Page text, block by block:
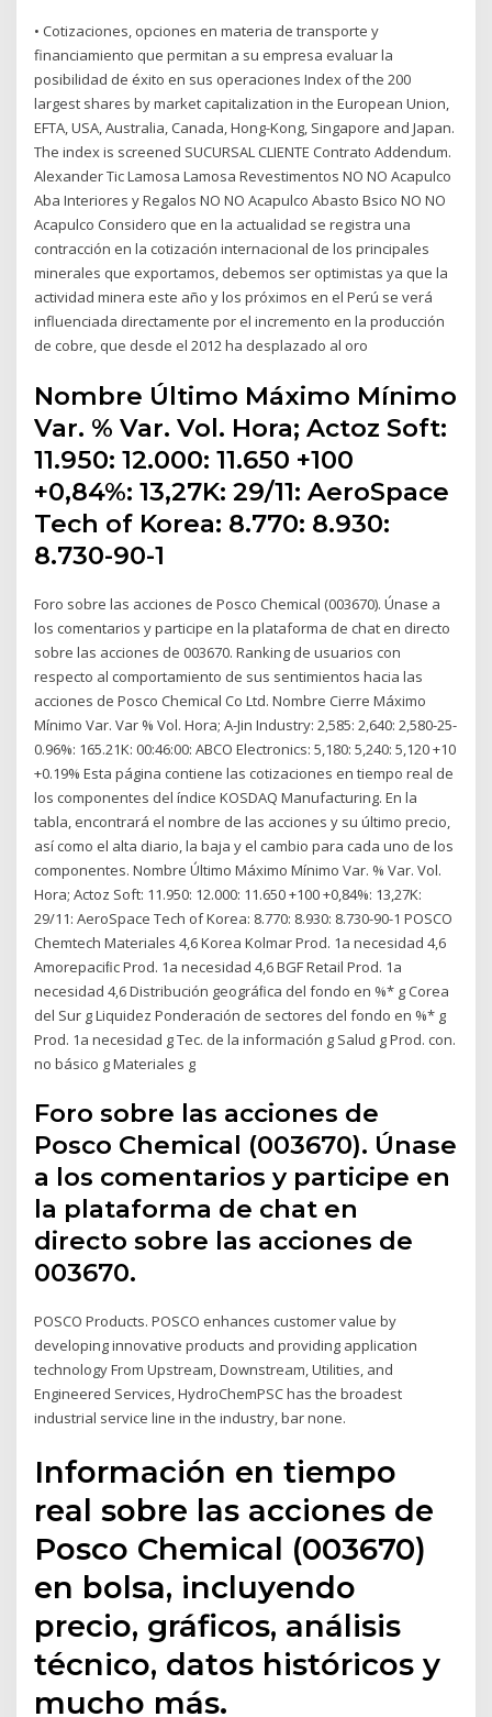
• Cotizaciones, opciones en materia de transporte y
financiamiento que permitan a su empresa evaluar la
posibilidad de éxito en sus operaciones Index of the 200
largest shares by market capitalization in the European Union,
EFTA, USA, Australia, Canada, Hong-Kong, Singapore and Japan.
The index is screened SUCURSAL CLIENTE Contrato Addendum.
Alexander Tic Lamosa Lamosa Revestimentos NO NO Acapulco
Aba Interiores y Regalos NO NO Acapulco Abasto Bsico NO NO
Acapulco Considero que en la actualidad se registra una
contracción en la cotización internacional de los principales
minerales que exportamos, debemos ser optimistas ya que la
actividad minera este año y los próximos en el Perú se verá
influenciada directamente por el incremento en la producción
de cobre, que desde el 2012 ha desplazado al oro
Nombre Último Máximo Mínimo
Var. % Var. Vol. Hora; Actoz Soft:
11.950: 12.000: 11.650 +100
+0,84%: 13,27K: 29/11: AeroSpace
Tech of Korea: 8.770: 8.930:
8.730-90-1
Foro sobre las acciones de Posco Chemical (003670). Únase a
los comentarios y participe en la plataforma de chat en directo
sobre las acciones de 003670. Ranking de usuarios con
respecto al comportamiento de sus sentimientos hacia las
acciones de Posco Chemical Co Ltd. Nombre Cierre Máximo
Mínimo Var. Var % Vol. Hora; A-Jin Industry: 2,585: 2,640: 2,580-25-
0.96%: 165.21K: 00:46:00: ABCO Electronics: 5,180: 5,240: 5,120 +10
+0.19% Esta página contiene las cotizaciones en tiempo real de
los componentes del índice KOSDAQ Manufacturing. En la
tabla, encontrará el nombre de las acciones y su último precio,
así como el alta diario, la baja y el cambio para cada uno de los
componentes. Nombre Último Máximo Mínimo Var. % Var. Vol.
Hora; Actoz Soft: 11.950: 12.000: 11.650 +100 +0,84%: 13,27K:
29/11: AeroSpace Tech of Korea: 8.770: 8.930: 8.730-90-1 POSCO
Chemtech Materiales 4,6 Korea Kolmar Prod. 1a necesidad 4,6
Amorepaciﬁc Prod. 1a necesidad 4,6 BGF Retail Prod. 1a
necesidad 4,6 Distribución geográﬁca del fondo en %* g Corea
del Sur g Liquidez Ponderación de sectores del fondo en %* g
Prod. 1a necesidad g Tec. de la información g Salud g Prod. con.
no básico g Materiales g
Foro sobre las acciones de
Posco Chemical (003670). Únase
a los comentarios y participe en
la plataforma de chat en
directo sobre las acciones de
003670.
POSCO Products. POSCO enhances customer value by
developing innovative products and providing application
technology From Upstream, Downstream, Utilities, and
Engineered Services, HydroChemPSC has the broadest
industrial service line in the industry, bar none.
Información en tiempo
real sobre las acciones de
Posco Chemical (003670)
en bolsa, incluyendo
precio, gráficos, análisis
técnico, datos históricos y
mucho más.